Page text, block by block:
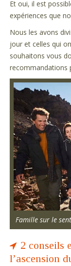
Et oui, il est
expériences que
Nous les avons
jour et celles qui
souhaitons vous
recommandations
Famille sur le
2 conseils
l’ascension